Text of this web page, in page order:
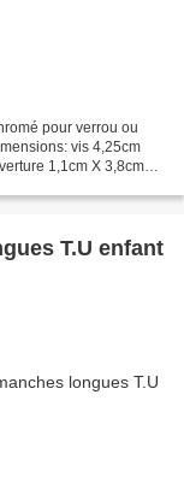
pour verrou ou
vis 4,25cm
1,1cm X 3,8cm
T.U enfant